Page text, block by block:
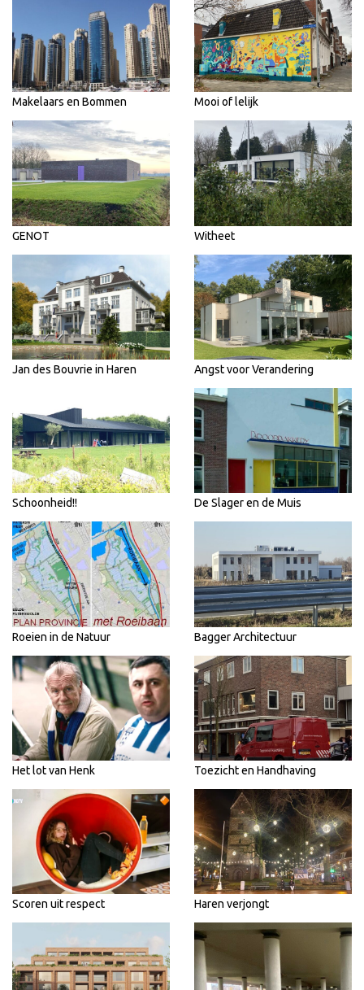
Makelaars en Bommen Mooi of lelijk
GENOT Witheet
Jan des Bouvrie in Haren Angst voor Verandering
Schoonheid!! De Slager en de Muis
Roeien in de Natuur Bagger Architectuur
Het lot van Henk Toezicht en Handhaving
Scoren uit respect Haren verjongt